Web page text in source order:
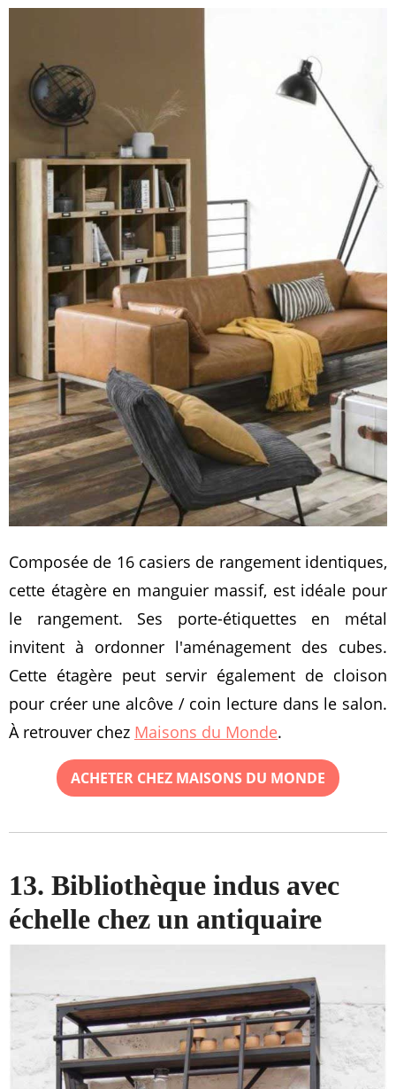
Composée de 16 casiers de rangement identiques,
cette étagère en manguier massif, est idéale pour
le rangement. Ses porte-étiquettes en métal
invitent à ordonner l'aménagement des cubes.
Cette étagère peut servir également de cloison
pour créer une alcôve / coin lecture dans le salon.
À retrouver chez Maisons du Monde.
ACHETER CHEZ MAISONS DU MONDE
13. Bibliothèque indus avec
échelle chez un antiquaire